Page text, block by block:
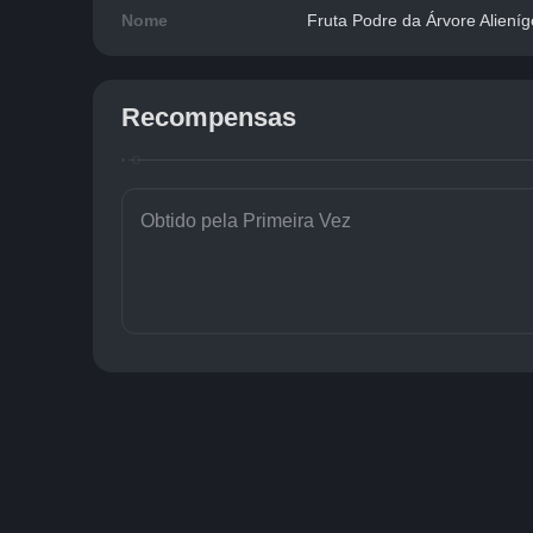
Nome Fruta Podre da Árvore
Recompensas
Obtido pela Primeira Vez